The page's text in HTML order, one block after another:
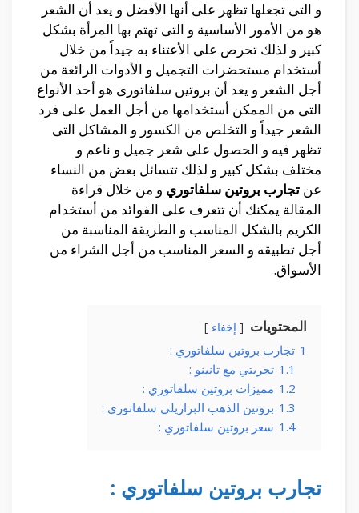
و التى تجعلها تظهر على أنها الأفضل و يعد أن الشعر
هو من الأمور الأساسية و التى تهتم بها المرأة بشكل
كبير و لذلك تحرص على الأعتناء به جيداً من خلال
أستخدام مستحضرات التجميل و الأدوات الرائعة من
أجل الشعر و يعد أن بروتين سلفاتورى هو أحد الأنواع
التى من الممكن أستخدامها من أجل العمل على فرد
الشعر جيداً و التخلص من الكسور و المشاكل التى
تظهر فيه و الحصول على شعر جميل و ناعم و
مختلف بشكل كبير و لذلك تتسائل بعض من النساء
عن تجارب بروتين سلفاتوري و من خلال قراءة
المقالة يمكنك أن تتعرف على الفوائد من أستخدام
الكريم بالشكل المناسب و الطريقة المناسبة من
أجل تطبيقه و السعر المناسب من أجل الشراء من
الأسواق.
المحتويات إخفاء
1 تجارب بروتين سلفاتوري :
1.1 تجربتي مع تانينو :
1.2 مميزات بروتين سلفاتوري :
1.3 بروتين الذهب البرازيلي سلفاتوري :
1.4 سعر بروتين سلفاتوري :
تجارب بروتين سلفاتوري :